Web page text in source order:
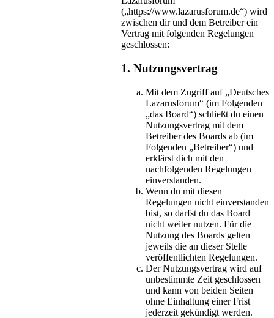
(„https://www.lazarusforum.de“) wird
zwischen dir und dem Betreiber ein
Vertrag mit folgenden Regelungen
geschlossen:
1. Nutzungsvertrag
Mit dem Zugriff auf „Deutsches
Lazarusforum“ (im Folgenden
„das Board“) schließt du einen
Nutzungsvertrag mit dem
Betreiber des Boards ab (im
Folgenden „Betreiber“) und
erklärst dich mit den
nachfolgenden Regelungen
einverstanden.
Wenn du mit diesen
Regelungen nicht einverstanden
bist, so darfst du das Board
nicht weiter nutzen. Für die
Nutzung des Boards gelten
jeweils die an dieser Stelle
veröffentlichten Regelungen.
Der Nutzungsvertrag wird auf
unbestimmte Zeit geschlossen
und kann von beiden Seiten
ohne Einhaltung einer Frist
jederzeit gekündigt werden.